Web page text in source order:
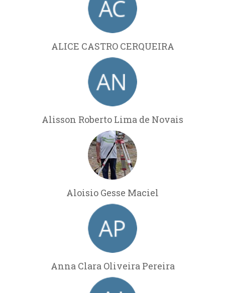
ALICE CASTRO CERQUEIRA
Alisson Roberto Lima de Novais
Aloisio Gesse Maciel
Anna Clara Oliveira Pereira